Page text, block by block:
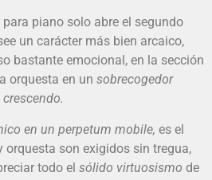
piano solo abre el segundo
un carácter más bien arcaico,
bastante emocional, en la sección
orquesta en un sobrecogedor
crescendo.
en un perpetum mobile, es el
orquesta son exigidos sin tregua,
todo el sólido virtuosismo de